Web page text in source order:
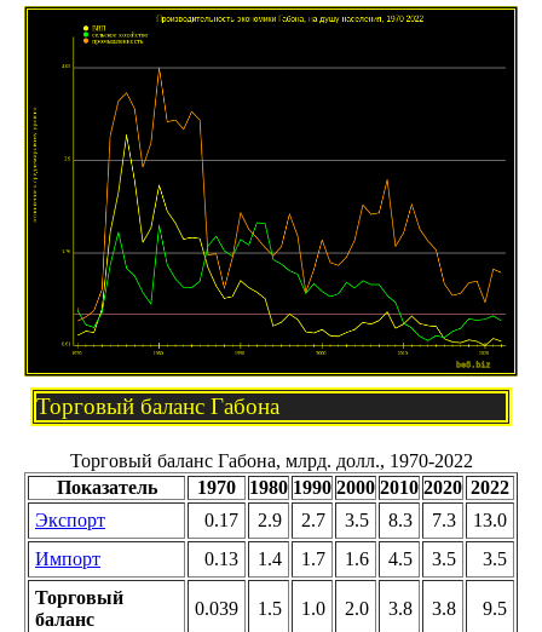
Торговый баланс Габона
Торговый баланс Габона, млрд. долл., 1970-2022
Показатель
1970 1980 1990 2000 2010 2020 2022
Экспорт
0.17 2.9 2.7 3.5 8.3 7.3
13.0
Импорт
0.13 1.4 1.7 1.6 4.5 3.5
3.5
Торговый
баланс
0.039 1.5 1.0 2.0 3.8 3.8 9.5